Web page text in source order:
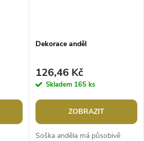
Dekorace anděl
126,46 Kč
Skladem 165 ks
ZOBRAZIT
Soška anděla má působivě